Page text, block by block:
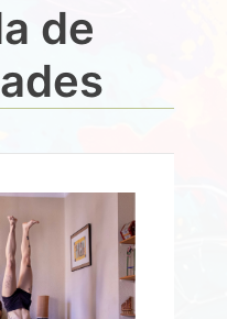
de